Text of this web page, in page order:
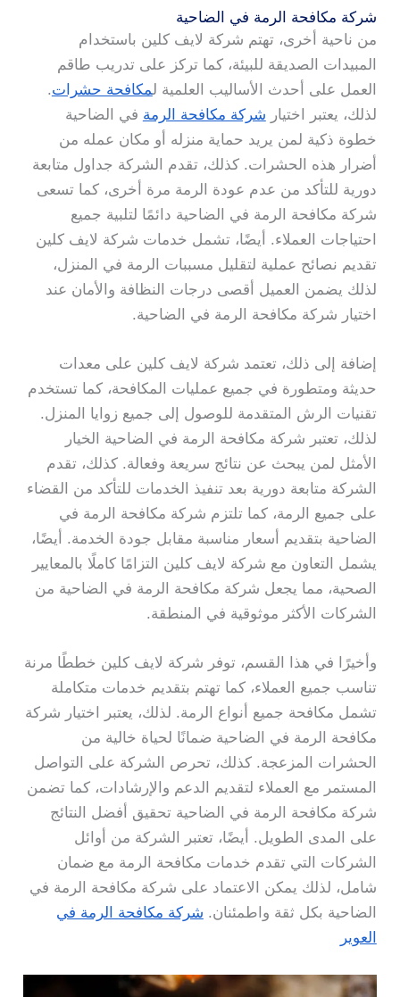
شركة مكافحة الرمة في الضاحية
من ناحية أخرى، تهتم شركة لايف كلين باستخدام
المبيدات الصديقة للبيئة، كما تركز على تدريب طاقم
العمل على أحدث الأساليب العلمية لمكافحة حشرات.
لذلك، يعتبر اختيار شركة مكافحة الرمة في الضاحية
خطوة ذكية لمن يريد حماية منزله أو مكان عمله من
أضرار هذه الحشرات. كذلك، تقدم الشركة جداول متابعة
دورية للتأكد من عدم عودة الرمة مرة أخرى، كما تسعى
شركة مكافحة الرمة في الضاحية دائمًا لتلبية جميع
احتياجات العملاء. أيضًا، تشمل خدمات شركة لايف كلين
تقديم نصائح عملية لتقليل مسببات الرمة في المنزل،
لذلك يضمن العميل أقصى درجات النظافة والأمان عند
اختيار شركة مكافحة الرمة في الضاحية.
إضافة إلى ذلك، تعتمد شركة لايف كلين على معدات
حديثة ومتطورة في جميع عمليات المكافحة، كما تستخدم
تقنيات الرش المتقدمة للوصول إلى جميع زوايا المنزل.
لذلك، تعتبر شركة مكافحة الرمة في الضاحية الخيار
الأمثل لمن يبحث عن نتائج سريعة وفعالة. كذلك، تقدم
الشركة متابعة دورية بعد تنفيذ الخدمات للتأكد من القضاء
على جميع الرمة، كما تلتزم شركة مكافحة الرمة في
الضاحية بتقديم أسعار مناسبة مقابل جودة الخدمة. أيضًا،
يشمل التعاون مع شركة لايف كلين التزامًا كاملًا بالمعايير
الصحية، مما يجعل شركة مكافحة الرمة في الضاحية من
الشركات الأكثر موثوقية في المنطقة.
وأخيرًا في هذا القسم، توفر شركة لايف كلين خططًا مرنة
تناسب جميع العملاء، كما تهتم بتقديم خدمات متكاملة
تشمل مكافحة جميع أنواع الرمة. لذلك، يعتبر اختيار شركة
مكافحة الرمة في الضاحية ضمانًا لحياة خالية من
الحشرات المزعجة. كذلك، تحرص الشركة على التواصل
المستمر مع العملاء لتقديم الدعم والإرشادات، كما تضمن
شركة مكافحة الرمة في الضاحية تحقيق أفضل النتائج
على المدى الطويل. أيضًا، تعتبر الشركة من أوائل
الشركات التي تقدم خدمات مكافحة الرمة مع ضمان
شامل، لذلك يمكن الاعتماد على شركة مكافحة الرمة في
الضاحية بكل ثقة واطمئنان. شركة مكافحة الرمة في
العوير